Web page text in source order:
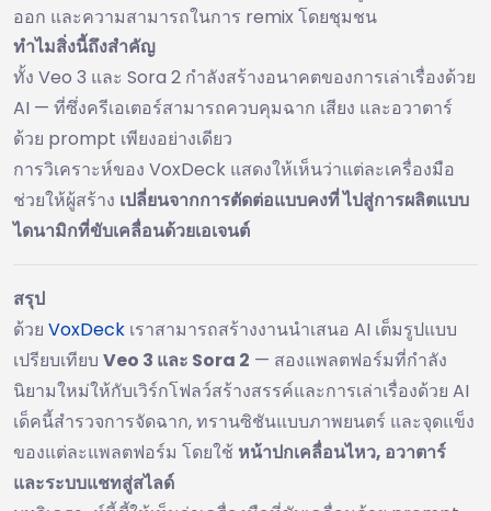
ออก และความสามารถในการ remix โดยชุมชน
ทำไมสิ่งนี้ถึงสำคัญ
ทั้ง Veo 3 และ Sora 2 กำลังสร้างอนาคตของการเล่าเรื่องด้วย
AI — ที่ซึ่งครีเอเตอร์สามารถควบคุมฉาก เสียง และอวาตาร์
ด้วย prompt เพียงอย่างเดียว
การวิเคราะห์ของ VoxDeck แสดงให้เห็นว่าแต่ละเครื่องมือ
ช่วยให้ผู้สร้าง เปลี่ยนจากการตัดต่อแบบคงที่ ไปสู่การผลิตแบบ
ไดนามิกที่ขับเคลื่อนด้วยเอเจนต์
สรุป
ด้วย VoxDeck เราสามารถสร้างงานนำเสนอ AI เต็มรูปแบบ
เปรียบเทียบ Veo 3 และ Sora 2 — สองแพลตฟอร์มที่กำลัง
นิยามใหม่ให้กับเวิร์กโฟลว์สร้างสรรค์และการเล่าเรื่องด้วย AI
เด็คนี้สำรวจการจัดฉาก, ทรานซิชันแบบภาพยนตร์ และจุดแข็ง
ของแต่ละแพลตฟอร์ม โดยใช้ หน้าปกเคลื่อนไหว, อวาตาร์
และระบบแชทสู่สไลด์